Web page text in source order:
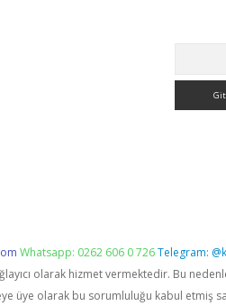
Whatsapp: 0262 606 0 726Telegram:
olarak hizmet vermektedir. Bu
üye olarak bu sorumluluğu kabul etmiş